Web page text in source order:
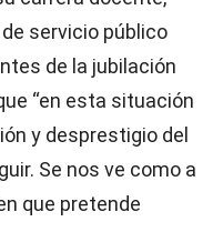
servicio público
de la jubilación
“en esta situación
y desprestigio del
Se nos ve como a
que pretende